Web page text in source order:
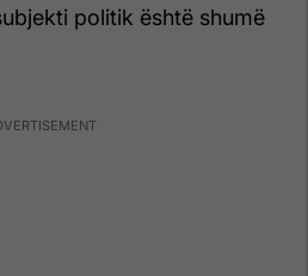
politik është shumë